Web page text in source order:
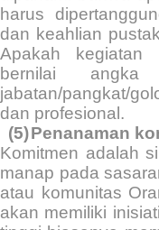
harus
dan keahlian
Apakah kegiatan
bernilai
jabatan/pangkat/
dan profesional.
(5)Penanaman
Komitmen adalah
manap pada
atau komunitas
akan memiliki